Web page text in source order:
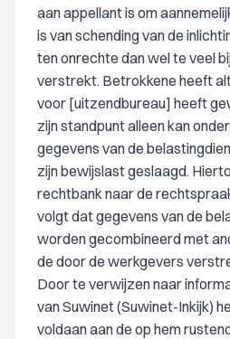
aan appellant is om
is van schending van de
ten onrechte dan wel te veel
verstrekt. Betrokkene heeft
voor [uitzendbureau] heeft
zijn standpunt alleen kan
gegevens van de
zijn bewijslast geslaagd.
rechtbank naar de
volgt dat gegevens van de
worden gecombineerd met
de door de werkgevers
Door te verwijzen naar
van Suwinet (Suwinet-Inkijk)
voldaan aan de op hem